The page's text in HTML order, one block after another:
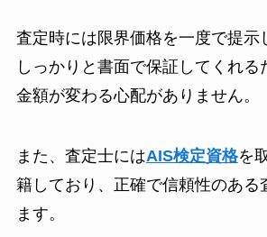
査定時には限界価格を一度で提示
しっかりと書面で保証してくれる
金額が変わる心配がありません。
また、査定士にはAIS検定資格を
籍しており、正確で信頼性のある
ます。